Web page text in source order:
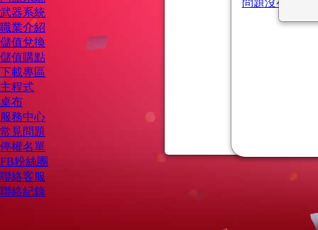
武器系統
職業介紹
儲值兌換
儲值購點
下載專區
主程式
桌布
服務中心
常見問題
停權名單
FB粉絲團
聯絡客服
聯絡紀錄
問題沒有獲得